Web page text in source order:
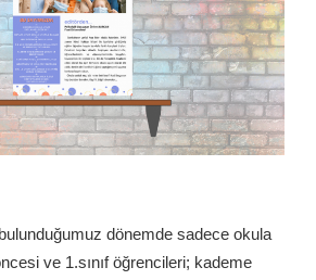
dönemde sadece okula
ve 1.sınıf öğrencileri; kademe